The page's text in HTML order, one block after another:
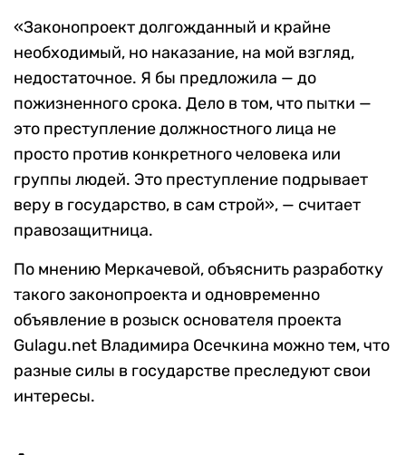
«Законопроект долгожданный и крайне
необходимый, но наказание, на мой взгляд,
недостаточное. Я бы предложила — до
пожизненного срока. Дело в том, что пытки —
это преступление должностного лица не
просто против конкретного человека или
группы людей. Это преступление подрывает
веру в государство, в сам строй», — считает
правозащитница.
По мнению Меркачевой, объяснить разработку
такого законопроекта и одновременно
объявление в розыск основателя проекта
Gulagu.net Владимира Осечкина можно тем, что
разные силы в государстве преследуют свои
интересы.